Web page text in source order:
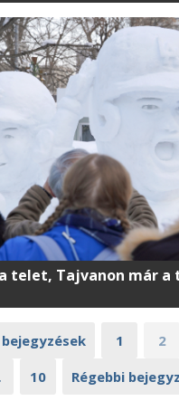
telet, Tajvanon már a
1 2
10 Régebbi